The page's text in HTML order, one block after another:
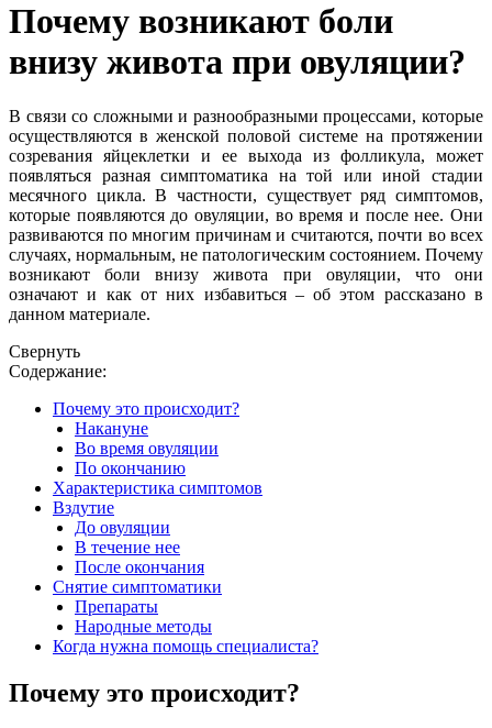
Почему возникают боли
внизу живота при овуляции?
В связи со сложными и разнообразными процессами, которые
осуществляются в женской половой системе на протяжении
созревания яйцеклетки и ее выхода из фолликула, может
появляться разная симптоматика на той или иной стадии
месячного цикла. В частности, существует ряд симптомов,
которые появляются до овуляции, во время и после нее. Они
развиваются по многим причинам и считаются, почти во всех
случаях, нормальным, не патологическим состоянием. Почему
возникают боли внизу живота при овуляции, что они
означают и как от них избавиться – об этом рассказано в
данном материале.
Свернуть
Содержание:
Почему это происходит?
Накануне
Во время овуляции
По окончанию
Характеристика симптомов
Вздутие
До овуляции
В течение нее
После окончания
Снятие симптоматики
Препараты
Народные методы
Когда нужна помощь специалиста?
Почему это происходит?